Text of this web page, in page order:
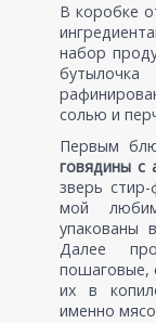
В коробке
набор
солью и
Первым
говядины с
зверь
мой
упакованы
Далее
пошаговые,
их в
именно